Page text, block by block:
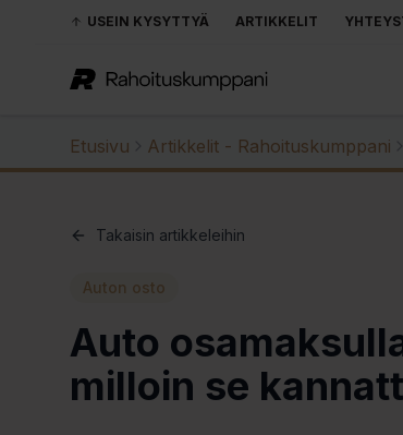
USEIN KYSYTTYÄ ARTIKKELIT
Etusivu Artikkelit - Rahoituskumppani
Takaisin artikkeleihin
Auton osto
Auto
milloin se